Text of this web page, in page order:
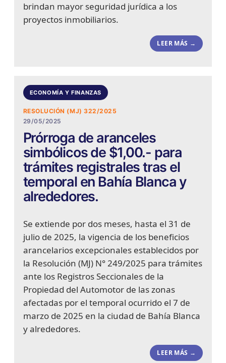
brindan mayor seguridad jurídica a los
proyectos inmobiliarios.
LEER MÁS →
ECONOMÍA Y FINANZAS
RESOLUCIÓN (MJ) 322/2025
29/05/2025
Prórroga de aranceles
simbólicos de $1,00.- para
trámites registrales tras el
temporal en Bahía Blanca y
alrededores.
Se extiende por dos meses, hasta el 31 de
julio de 2025, la vigencia de los beneficios
arancelarios excepcionales establecidos por
la Resolución (MJ) N° 249/2025 para trámites
ante los Registros Seccionales de la
Propiedad del Automotor de las zonas
afectadas por el temporal ocurrido el 7 de
marzo de 2025 en la ciudad de Bahía Blanca
y alrededores.
LEER MÁS →